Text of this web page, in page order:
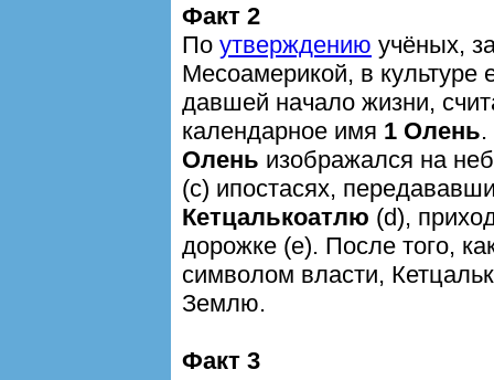
Факт 2
По утверждению учёных,
Месоамерикой, в культуре
давшей начало жизни,
календарное имя 1 Олень
Олень изображался на
(c) ипостасях,
Кетцалькоатлю (d),
дорожке (e). После того,
символом власти,
Землю.
Факт 3